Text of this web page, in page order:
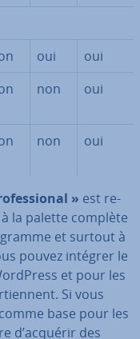
oui
oui
non oui
non oui
» est re­
la palette complète
et surtout à
pouvez intégrer le
et pour les
Si vous
base pour les
d’acquérir des